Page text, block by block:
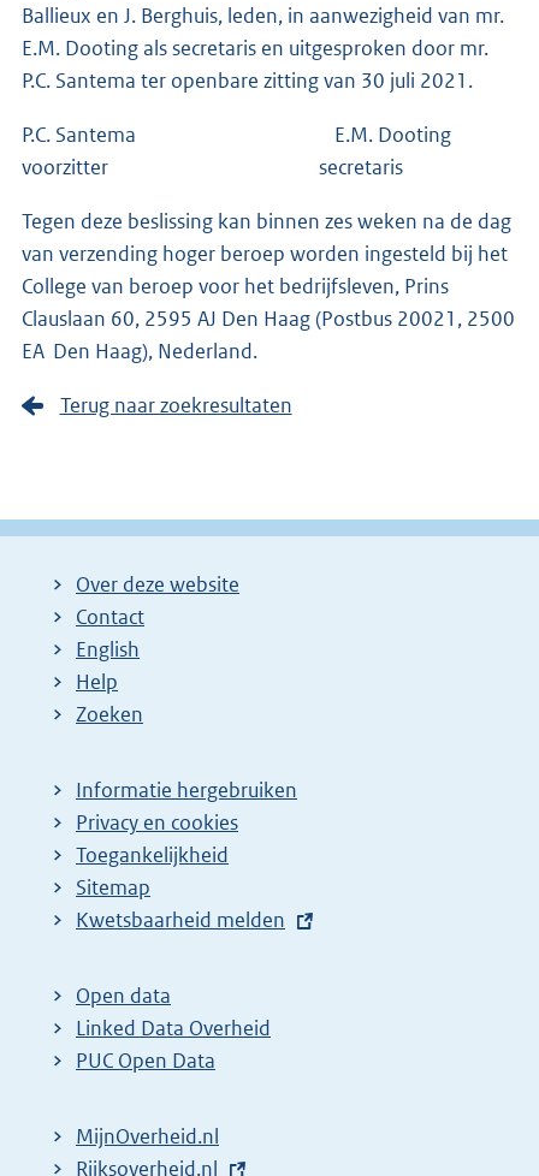
Ballieux en J. Berghuis, leden, in aanwezigheid van mr.
E.M. Dooting als secretaris en uitgesproken door mr.
P.C. Santema ter openbare zitting van 30 juli 2021.
P.C. Santema E.M. Dooting
voorzitter secretaris
Tegen deze beslissing kan binnen zes weken na de dag
van verzending hoger beroep worden ingesteld bij het
College van beroep voor het bedrijfsleven, Prins
Clauslaan 60, 2595 AJ Den Haag (Postbus 20021, 2500
EA Den Haag), Nederland.
Terug naar zoekresultaten
Over deze website
Contact
English
Help
Zoeken
Informatie hergebruiken
Privacy en cookies
Toegankelijkheid
Sitemap
E
t
e
r
l
Kwetsbaarheid melden
Open data
Linked Data Overheid
PUC Open Data
MijnOverheid.nl
E
Rijksoverheid.nl